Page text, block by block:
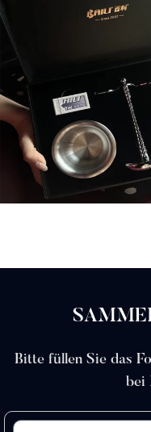
Bitte füllen Sie das
bei